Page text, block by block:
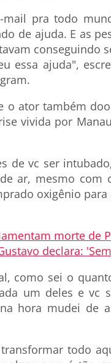
pra todo
de ajuda. E as
conseguindo
essa ajuda",
o ator também
vivida por
de vc ser
ar, mesmo com
oxigênio para
morte de
declara:
como sei o
um deles e vc
hora mudei de
todo